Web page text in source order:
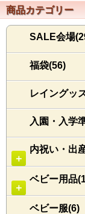
商品カテゴリー
SALE会場
福袋(56)
レイングッ
入園・入学
＋
内祝い・出
＋
ベビー用品
ベビー服(6)